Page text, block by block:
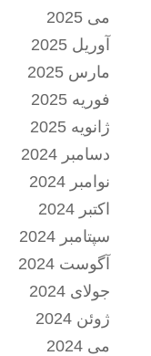
می 2025
آوریل 2025
مارس 2025
فوریه 2025
ژانویه 2025
دسامبر 2024
نوامبر 2024
اکتبر 2024
سپتامبر 2024
آگوست 2024
جولای 2024
ژوئن 2024
می 2024